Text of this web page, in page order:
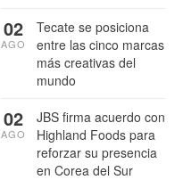
Tecate se posiciona
entre las cinco marcas
más creativas del
mundo
02
AGO
JBS firma acuerdo con
Highland Foods para
reforzar su presencia
en Corea del Sur
02
AGO